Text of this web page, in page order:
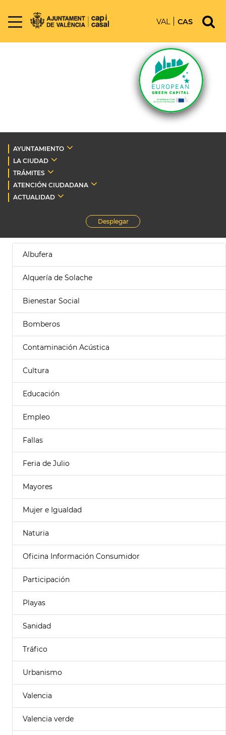
VAL CAS
AYUNTAMIENTO
LA CIUDAD
TRÁMITES
ATENCIÓN CIUDADANA
ACTUALIDAD
Desplegar
Albufera
Alquería de Solache
Bienestar Social
Bomberos
Contaminación Acústica
Cultura
Educación
Empleo
Fallas
Feria de Julio
Mayores
Mujer e Igualdad
Naturia
Oficina Información Consumidor
Participación
Playas
Sanidad
Tráfico
Urbanismo
Valencia
Valencia verde